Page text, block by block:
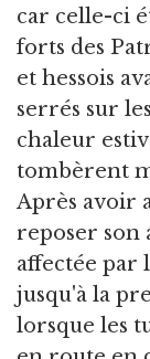
car celle-ci
forts des
et hessois
serrés sur
chaleur
tombèrent
Après avoir
reposer son
affectée par
jusqu'à la
lorsque les